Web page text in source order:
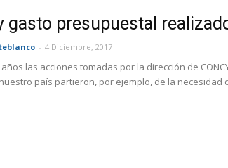
gasto presupuestal
- 4 Diciembre, 2017
las acciones tomadas por la dirección de
país partieron, por ejemplo, de la